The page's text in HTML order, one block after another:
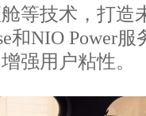
等技术，打造
和NIO Power
强用户粘性。